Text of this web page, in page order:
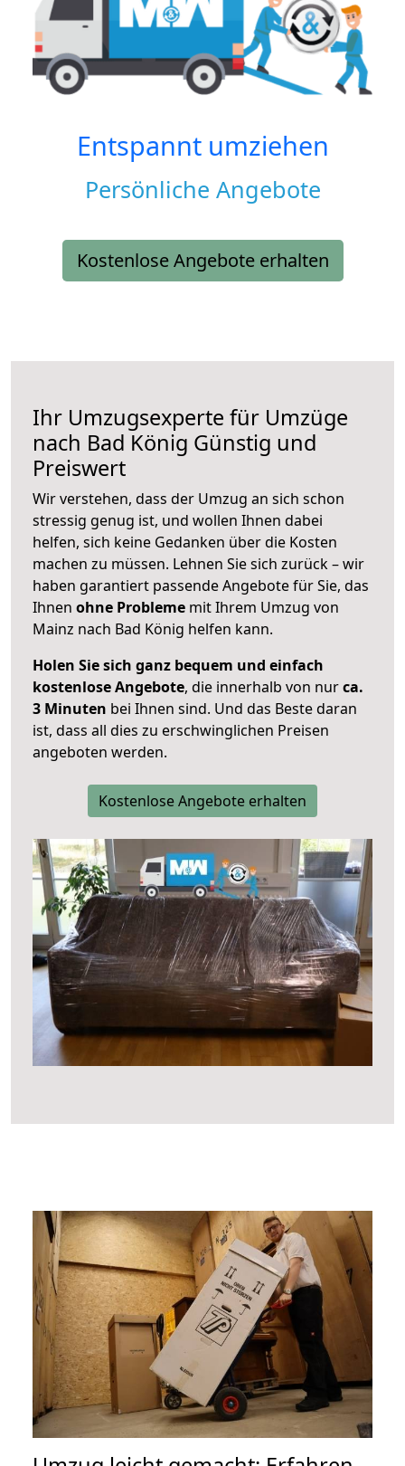
Entspannt umziehen
Persönliche Angebote
Kostenlose Angebote erhalten
Ihr Umzugsexperte für Umzüge
nach Bad König Günstig und
Preiswert
Wir verstehen, dass der Umzug an sich schon
stressig genug ist, und wollen Ihnen dabei
helfen, sich keine Gedanken über die Kosten
machen zu müssen. Lehnen Sie sich zurück – wir
haben garantiert passende Angebote für Sie, das
Ihnen ohne Probleme mit Ihrem Umzug von
Mainz nach Bad König helfen kann.
Holen Sie sich ganz bequem und einfach
kostenlose Angebote, die innerhalb von nurca.
3 Minuten bei Ihnen sind. Und das Beste daran
ist, dass all dies zu erschwinglichen Preisen
angeboten werden.
Kostenlose Angebote erhalten